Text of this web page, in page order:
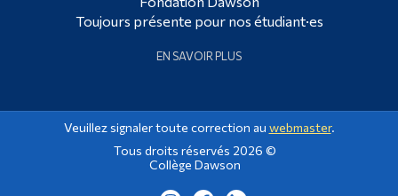
Toujours présente pour nos étudiant·es
EN SAVOIR PLUS
Veuillez signaler toute correction au webmaster.
Tous droits réservés 2026 ©
Collège Dawson